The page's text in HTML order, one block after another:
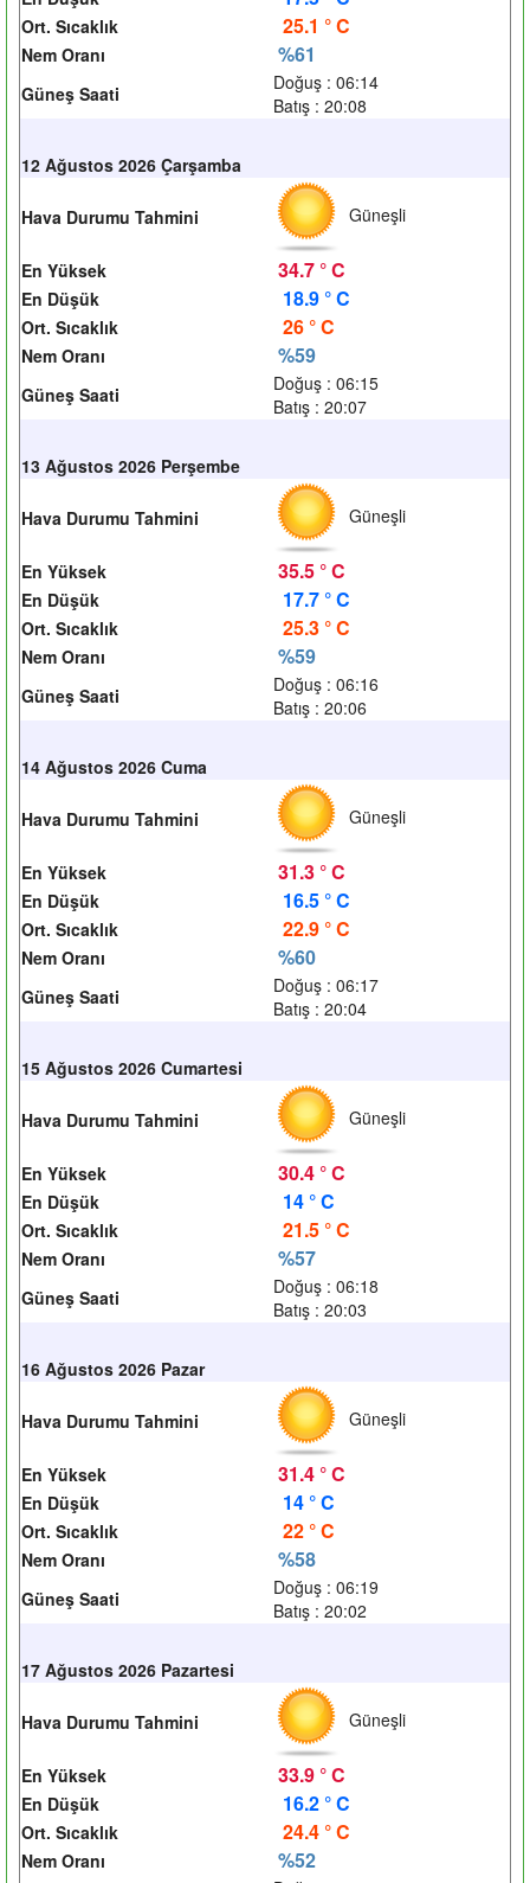
Ort. Sıcaklık 25.1 ° C
Nem Oranı %61
Güneş Saati
Doğuş : 06:14
Batış : 20:08
12 Ağustos 2026 Çarşamba
Hava Durumu Tahmini Güneşli
En Yüksek 34.7 ° C
En Düşük 18.9 ° C
Ort. Sıcaklık 26 ° C
Nem Oranı %59
Güneş Saati
Doğuş : 06:15
Batış : 20:07
13 Ağustos 2026 Perşembe
Hava Durumu Tahmini Güneşli
En Yüksek 35.5 ° C
En Düşük 17.7 ° C
Ort. Sıcaklık 25.3 ° C
Nem Oranı %59
Güneş Saati
Doğuş : 06:16
Batış : 20:06
14 Ağustos 2026 Cuma
Hava Durumu Tahmini Güneşli
En Yüksek 31.3 ° C
En Düşük 16.5 ° C
Ort. Sıcaklık 22.9 ° C
Nem Oranı %60
Güneş Saati
Doğuş : 06:17
Batış : 20:04
15 Ağustos 2026 Cumartesi
Hava Durumu Tahmini Güneşli
En Yüksek 30.4 ° C
En Düşük 14 ° C
Ort. Sıcaklık 21.5 ° C
Nem Oranı %57
Güneş Saati
Doğuş : 06:18
Batış : 20:03
16 Ağustos 2026 Pazar
Hava Durumu Tahmini Güneşli
En Yüksek 31.4 ° C
En Düşük 14 ° C
Ort. Sıcaklık 22 ° C
Nem Oranı %58
Güneş Saati
Doğuş : 06:19
Batış : 20:02
17 Ağustos 2026 Pazartesi
Hava Durumu Tahmini Güneşli
En Yüksek 33.9 ° C
En Düşük 16.2 ° C
Ort. Sıcaklık 24.4 ° C
Nem Oranı %52